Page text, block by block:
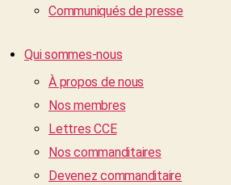
Communiqués de presse
Qui sommes-nous
À propos de nous
Nos membres
Lettres CCE
Nos commanditaires
Devenez commanditaire